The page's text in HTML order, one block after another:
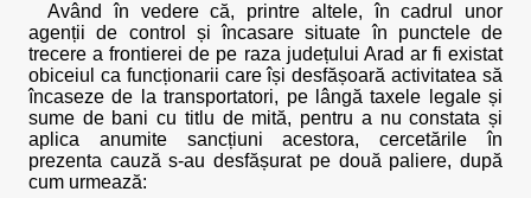
Având în vedere că, printre altele, în cadrul unor
agenții de control și încasare situate în punctele de
trecere a frontierei de pe raza județului Arad ar fi existat
obiceiul ca funcționarii care își desfășoară activitatea să
încaseze de la transportatori, pe lângă taxele legale și
sume de bani cu titlu de mită, pentru a nu constata și
aplica anumite sancțiuni acestora, cercetările în
prezenta cauză s-au desfășurat pe două paliere, după
cum urmează: